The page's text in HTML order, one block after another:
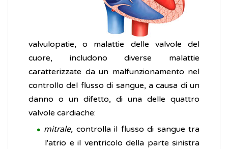
valvulopatie, o malattie delle valvole del
cuore, includono diverse malattie
caratterizzate da un malfunzionamento nel
controllo del flusso di sangue, a causa di un
danno o un difetto, di una delle quattro
valvole cardiache:
mitrale, controlla il flusso di sangue tra
l'atrio e il ventricolo della parte sinistra